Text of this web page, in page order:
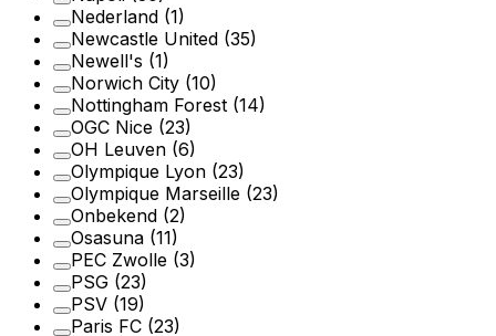
Nederland (1)
Newcastle United (35)
Newell's (1)
Norwich City (10)
Nottingham Forest (14)
OGC Nice (23)
OH Leuven (6)
Olympique Lyon (23)
Olympique Marseille (23)
Onbekend (2)
Osasuna (11)
PEC Zwolle (3)
PSG (23)
PSV (19)
Paris FC (23)